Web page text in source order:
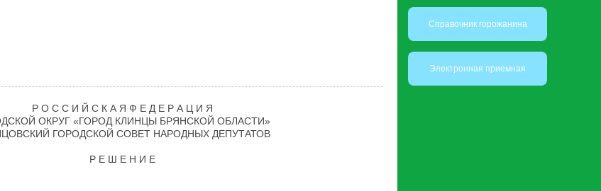
Р О С С И Й С К А Я Ф Е Д Е Р А Ц И Я
ОКРУГ «ГОРОД КЛИНЦЫ БРЯНСКОЙ ОБЛАСТИ»
ГОРОДСКОЙ СОВЕТ НАРОДНЫХ ДЕПУТАТОВ
Р Е Ш Е Н И Е
Справочник горожанина
Электронная приемная